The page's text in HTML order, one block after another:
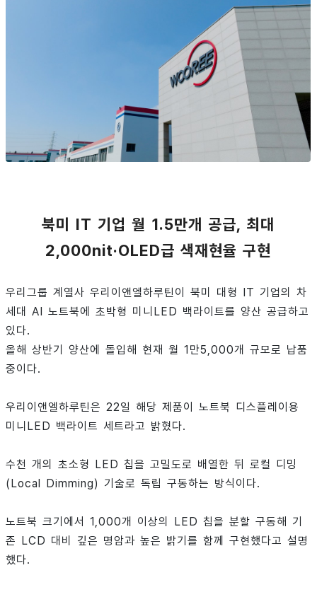
북미 IT 기업 월 1.5만개 공급, 최대
2,000nit·OLED급 색재현율 구현
우리그룹 계열사 우리이앤엘하루틴이 북미 대형 IT 기업의 차
세대 AI 노트북에 초박형 미니LED 백라이트를 양산 공급하고
있다.
올해 상반기 양산에 돌입해 현재 월 1만5,000개 규모로 납품
중이다.
우리이앤엘하루틴은 22일 해당 제품이 노트북 디스플레이용
미니LED 백라이트 세트라고 밝혔다.
수천 개의 초소형 LED 칩을 고밀도로 배열한 뒤 로컬 디밍
(Local Dimming) 기술로 독립 구동하는 방식이다.
노트북 크기에서 1,000개 이상의 LED 칩을 분할 구동해 기
존 LCD 대비 깊은 명암과 높은 밝기를 함께 구현했다고 설명
했다.